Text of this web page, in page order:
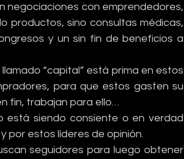
negociaciones con emprendedores,
productos, sino consultas médicas,
y un sin fin de beneficios a
“capital” está prima en estos
para que estos gasten su
fin, trabajan para ello…
está siendo consiente o en verdad
por estos líderes de opinión.
seguidores para luego obtener